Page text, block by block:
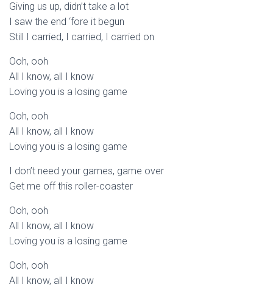
Giving us up, didn’t take a lot
I saw the end ‘fore it begun
Still I carried, I carried, I carried on
Ooh, ooh
All I know, all I know
Loving you is a losing game
Ooh, ooh
All I know, all I know
Loving you is a losing game
I don’t need your games, game over
Get me off this roller-coaster
Ooh, ooh
All I know, all I know
Loving you is a losing game
Ooh, ooh
All I know, all I know